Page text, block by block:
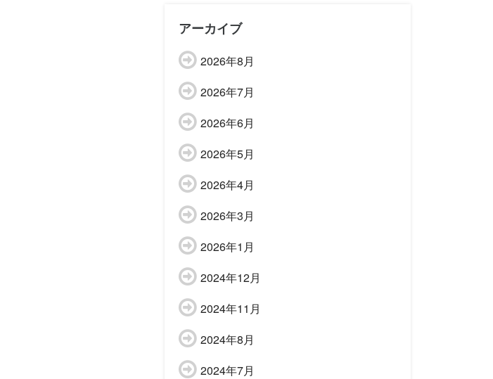
アーカイブ
2026年8月
2026年7月
2026年6月
2026年5月
2026年4月
2026年3月
2026年1月
2024年12月
2024年11月
2024年8月
2024年7月